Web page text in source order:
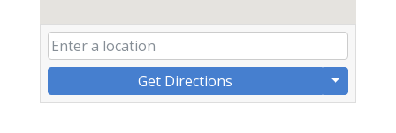
Get Directions